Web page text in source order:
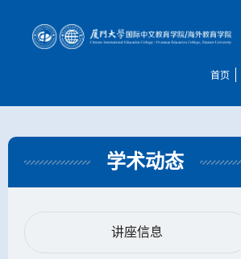
首页
学术动态
讲座信息